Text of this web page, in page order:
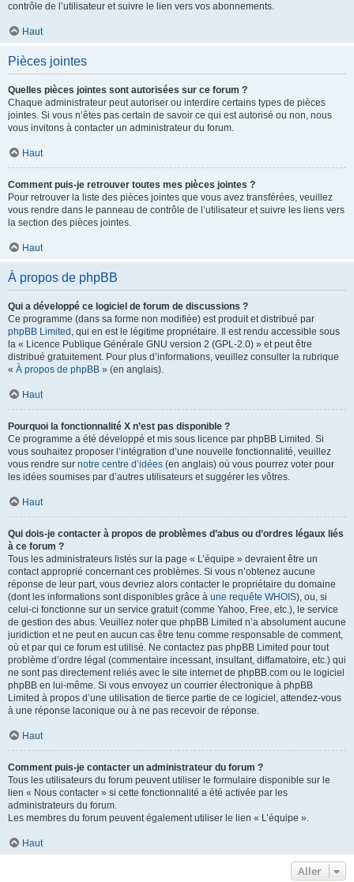
contrôle de l’utilisateur et suivre le lien vers vos abonnements.
Haut
Pièces jointes
Quelles pièces jointes sont autorisées sur ce forum ?
Chaque administrateur peut autoriser ou interdire certains types de pièces
jointes. Si vous n’êtes pas certain de savoir ce qui est autorisé ou non, nous
vous invitons à contacter un administrateur du forum.
Haut
Comment puis-je retrouver toutes mes pièces jointes ?
Pour retrouver la liste des pièces jointes que vous avez transférées, veuillez
vous rendre dans le panneau de contrôle de l’utilisateur et suivre les liens vers
la section des pièces jointes.
Haut
À propos de phpBB
Qui a développé ce logiciel de forum de discussions ?
Ce programme (dans sa forme non modifiée) est produit et distribué par
phpBB Limited , qui en est le légitime propriétaire. Il est rendu accessible sous
la « Licence Publique Générale GNU version 2 (GPL-2.0) » et peut être
distribué gratuitement. Pour plus d’informations, veuillez consulter la rubrique
« À propos de phpBB » (en anglais).
Haut
Pourquoi la fonctionnalité X n’est pas disponible ?
Ce programme a été développé et mis sous licence par phpBB Limited. Si
vous souhaitez proposer l’intégration d’une nouvelle fonctionnalité, veuillez
vous rendre sur notre centre d’idées (en anglais) où vous pourrez voter pour
les idées soumises par d’autres utilisateurs et suggérer les vôtres.
Haut
Qui dois-je contacter à propos de problèmes d’abus ou d’ordres légaux liés
à ce forum ?
Tous les administrateurs listés sur la page « L’équipe » devraient être un
contact approprié concernant ces problèmes. Si vous n’obtenez aucune
réponse de leur part, vous devriez alors contacter le propriétaire du domaine
(dont les informations sont disponibles grâce à une requête WHOIS), ou, si
celui-ci fonctionne sur un service gratuit (comme Yahoo, Free, etc.), le service
de gestion des abus. Veuillez noter que phpBB Limited n’a absolument aucune
juridiction et ne peut en aucun cas être tenu comme responsable de comment,
où et par qui ce forum est utilisé. Ne contactez pas phpBB Limited pour tout
problème d’ordre légal (commentaire incessant, insultant, diffamatoire, etc.) qui
ne sont pas directement reliés avec le site internet de phpBB.com ou le logiciel
phpBB en lui-même. Si vous envoyez un courrier électronique à phpBB
Limited à propos d’une utilisation de tierce partie de ce logiciel, attendez-vous
à une réponse laconique ou à ne pas recevoir de réponse.
Haut
Comment puis-je contacter un administrateur du forum ?
Tous les utilisateurs du forum peuvent utiliser le formulaire disponible sur le
lien « Nous contacter » si cette fonctionnalité a été activée par les
administrateurs du forum.
Les membres du forum peuvent également utiliser le lien « L’équipe ».
Haut
Aller